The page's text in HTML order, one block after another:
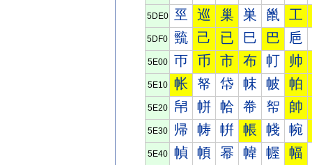
5DE0 巠 巡 巢 巣 巤 工
5DF0 巰 己 已 巳 巴 巵
5E00 帀 币 市 布 帄 帅
5E10 帐 帑 帒 帓 帔 帕
5E20 帠 帡 帢 帣 帤 帥
5E30 帰 帱 帲 帳 帴 帵
5E40 幀 幁 幂 幃 幄 幅